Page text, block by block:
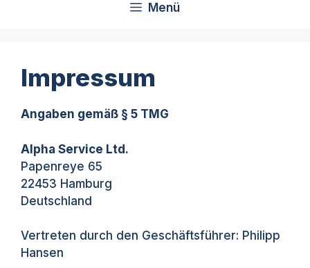
Menü
Impressum
Angaben gemäß § 5 TMG
Alpha Service Ltd.
Papenreye 65
22453 Hamburg
Deutschland
Vertreten durch den Geschäftsführer: Philipp
Hansen